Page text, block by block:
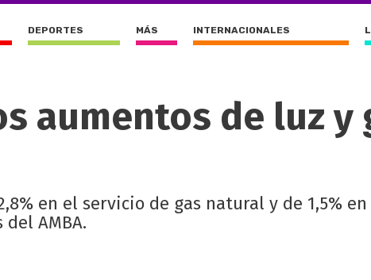
DEPORTES MÁS INTERNACIONALES
aumentos de luz y
en el servicio de gas natural y de 1,5%
AMBA.